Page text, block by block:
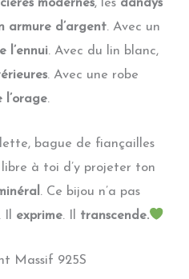
modernes, les dandys
armure d’argent. Avec un
l’ennui. Avec du lin blanc,
. Avec une robe
l’orage.
bague de fiançailles
à toi d’y projeter ton
. Ce bijou n’a pas
. Il exprime. Il transcende.
Massif 925S